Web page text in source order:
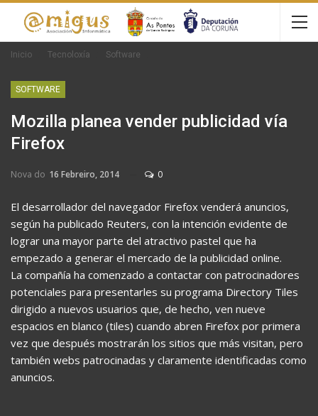
Inicio Tecnoloxía Software
SOFTWARE
Mozilla planea vender publicidad vía
Firefox
Nova do 16 Febreiro, 2014 0
El desarrollador del navegador Firefox venderá anuncios,
según ha publicado Reuters, con la intención evidente de
lograr una mayor parte del atractivo pastel que ha
empezado a generar el mercado de la publicidad online.
La compañía ha comenzado a contactar con patrocinadores
potenciales para presentarles su programa Directory Tiles
dirigido a nuevos usuarios que, de hecho, ven nueve
espacios en blanco (tiles) cuando abren Firefox por primera
vez que después mostrarán los sitios que más visitan, pero
también webs patrocinadas y claramente identificadas como
anuncios.